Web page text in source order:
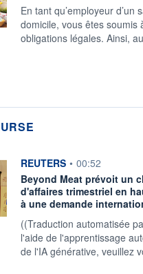
En tant qu’employeur d’un
domicile, vous êtes soumis
obligations légales. Ainsi,
information fournie par
REUTERS • 00:52
Beyond Meat prévoit un
d'affaires trimestriel en
à une demande
((Traduction automatisée
l'aide de l'apprentissage
de l'IA générative, veuillez